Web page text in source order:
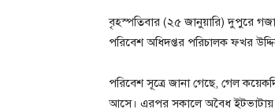
বৃহস্পতিবার (২৫ জানুয়ারি) দুপুরে
পরিবেশ অধিদপ্তর পরিচালক ফখর
পরিবেশ সূত্রে জানা গেছে, গেল
আসে। এরপর সকালে অবৈধ ইটভাটায়